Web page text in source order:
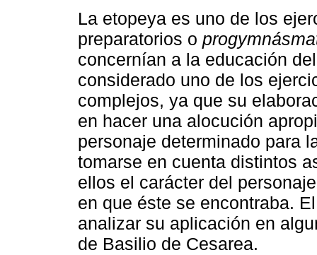
La etopeya es uno de los
preparatorios o
concernían a la educación
considerado uno de los
complejos, ya que su
en hacer una alocución
personaje determinado para
tomarse en cuenta distintos
ellos el carácter del
en que éste se encontraba.
analizar su aplicación en
de Basilio de Cesarea.